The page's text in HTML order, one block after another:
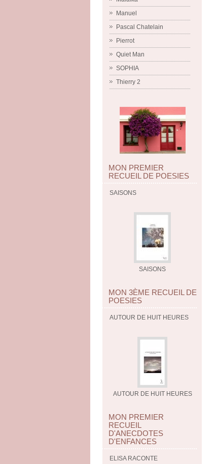
Manuel
Pascal Chatelain
Pierrot
Quiet Man
SOPHIA
Thierry 2
MON PREMIER
RECUEIL DE POESIES
SAISONS
SAISONS
MON 3ÈME RECUEIL DE
POESIES
AUTOUR DE HUIT HEURES
AUTOUR DE HUIT HEURES
MON PREMIER
RECUEIL
D'ANECDOTES
D'ENFANCES
ELISA RACONTE